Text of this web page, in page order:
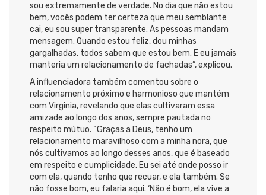
sou extremamente de verdade. No dia que não estou
bem, vocês podem ter certeza que meu semblante
cai, eu sou super transparente. As pessoas mandam
mensagem. Quando estou feliz, dou minhas
gargalhadas, todos sabem que estou bem. E eu jamais
manteria um relacionamento de fachadas”, explicou.
A influenciadora também comentou sobre o
relacionamento próximo e harmonioso que mantém
com Virginia, revelando que elas cultivaram essa
amizade ao longo dos anos, sempre pautada no
respeito mútuo. “Graças a Deus, tenho um
relacionamento maravilhoso com a minha nora, que
nós cultivamos ao longo desses anos, que é baseado
em respeito e cumplicidade. Eu sei até onde posso ir
com ela, quando tenho que recuar, e ela também. Se
não fosse bom, eu falaria aqui. ‘Não é bom, ela vive a